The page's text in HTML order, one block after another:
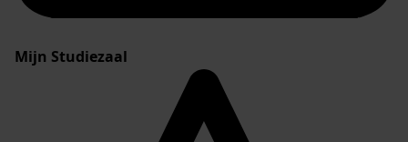
Mijn Studiezaal